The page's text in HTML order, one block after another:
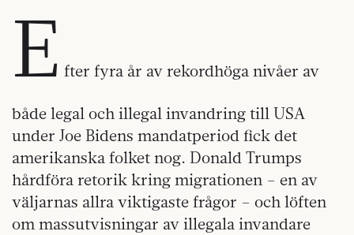
E fter fyra år av rekordhöga nivåer av
både legal och illegal invandring till USA
under Joe Bidens mandatperiod fick det
amerikanska folket nog. Donald Trumps
hårdföra retorik kring migrationen – en av
väljarnas allra viktigaste frågor – och löften
om massutvisningar av illegala invandare